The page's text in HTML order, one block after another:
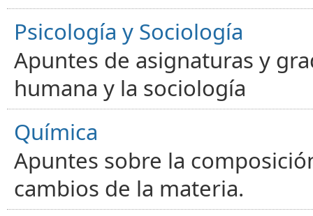
Psicología y Sociología
Apuntes de asignaturas y
humana y la sociología
Química
Apuntes sobre la
cambios de la materia.